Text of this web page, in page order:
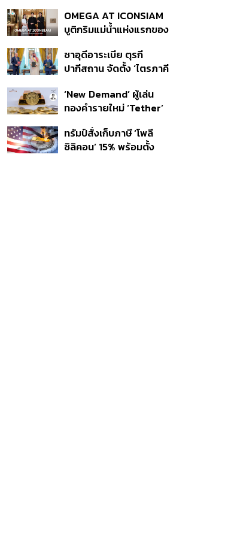
OMEGA AT ICONSIAM
บูติกริมแม่น้ำแห่งแรกของ
ซาอุดีอาระเบีย ตุรกี
ปากีสถาน จัดตั้ง ‘ไตรภาคี
สำคัญอย่างไร
‘New Demand’ ผู้เล่น
ทองคำรายใหม่ ‘Tether’
ทรัมป์สั่งเก็บภาษี ‘โพลี
ซิลิคอน’ 15% พร้อมตั้ง